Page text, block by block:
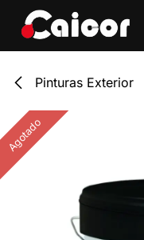
Pinturas Exterior
Agotado